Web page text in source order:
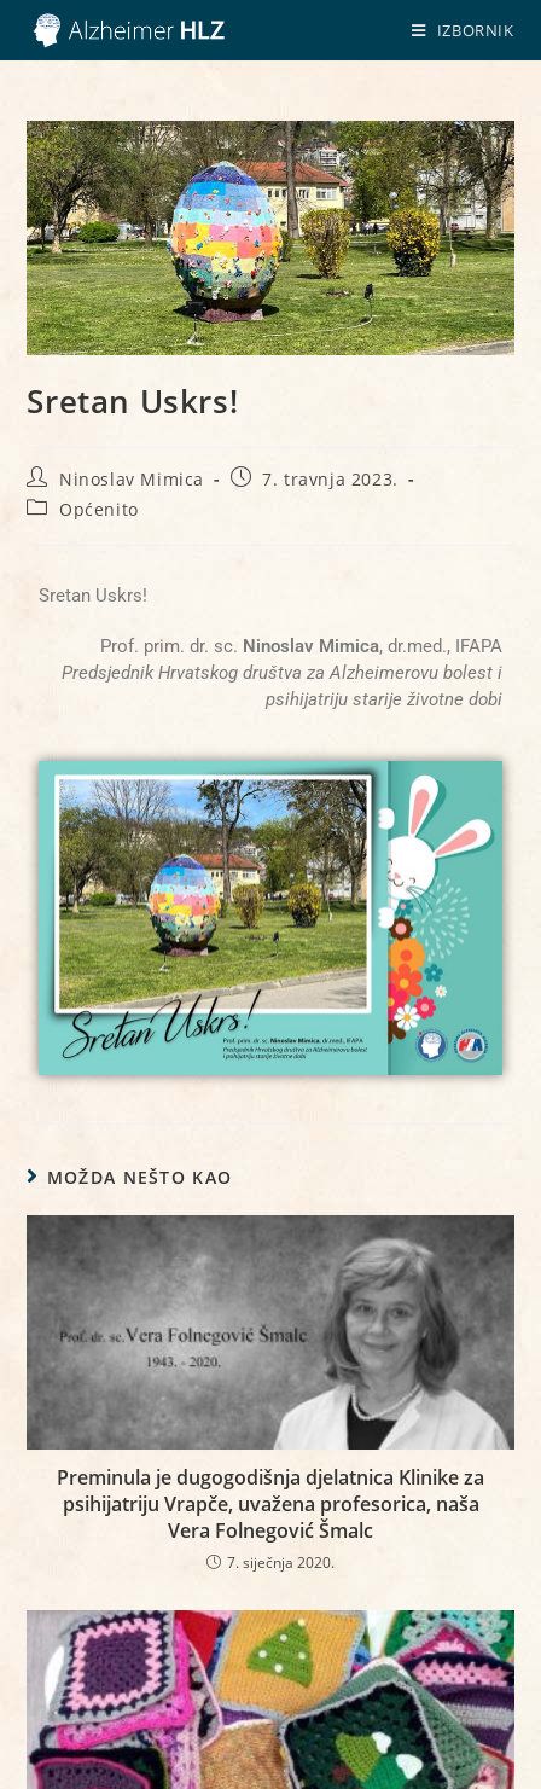
IZBORNIK
Sretan Uskrs!
Ninoslav Mimica
7. travnja 2023.
Općenito
Sretan Uskrs!
Prof. prim. dr. sc. Ninoslav Mimica, dr.med., IFAPA
Predsjednik Hrvatskog društva za Alzheimerovu bolest i
psihijatriju starije životne dobi
MOŽDA NEŠTO KAO
Preminula je dugogodišnja djelatnica Klinike za
psihijatriju Vrapče, uvažena profesorica, naša
Vera Folnegović Šmalc
7. siječnja 2020.